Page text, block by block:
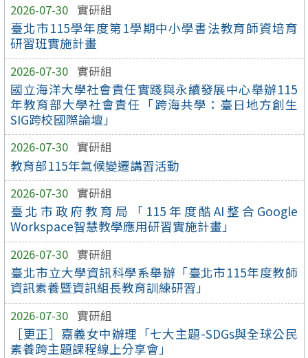
2026-07-30 實研組
臺北市115學年度第1學期中小學書法教育師資培育
研習班實施計畫
2026-07-30 實研組
國立海洋大學社會責任實踐與永續發展中心舉辦115
年教育部大學社會責任「跨海共學：臺日地方創生
SIG跨校國際論壇」
2026-07-30 實研組
教育部115年氣候變遷講習活動
2026-07-30 實研組
臺北市政府教育局「115年度酷AI整合Google
Workspace智慧教學應用研習實施計畫」
2026-07-30 實研組
臺北市立大學資訊科學系舉辦「臺北市115年度教師
資訊素養暨資訊組長教育訓練研習」
2026-07-30 實研組
［更正］嘉義女中辦理「七大主題-SDGs與全球公民
素養跨主題課程線上分享會」